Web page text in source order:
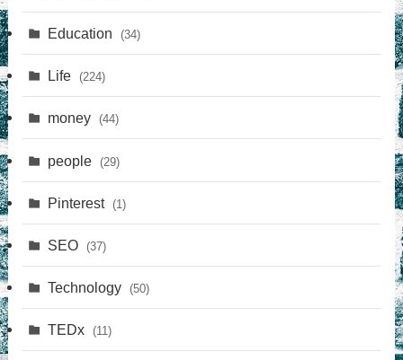
Education (34)
Life (224)
money (44)
people (29)
Pinterest (1)
SEO (37)
Technology (50)
TEDx (11)